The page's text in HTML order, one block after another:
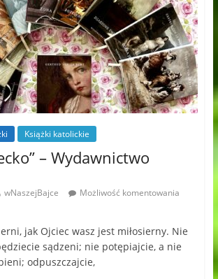
Książki katolickie
– Wydawnictwo
wNaszejBajce
Możliwość komentowania
jak Ojciec wasz jest miłosierny. Nie
sądzeni; nie potępiajcie, a nie
odpuszczajcie,